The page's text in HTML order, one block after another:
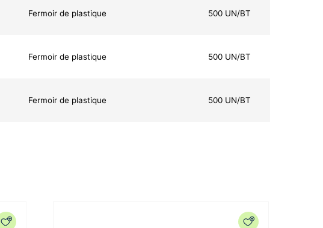
Fermoir de plastique 500 UN/BT
Fermoir de plastique 500 UN/BT
Fermoir de plastique 500 UN/BT